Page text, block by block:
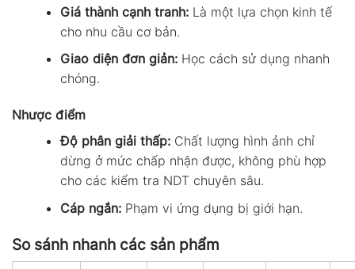
Giá thành cạnh tranh:Là một lựa chọn kinh tế
cho nhu cầu cơ bản.
Giao diện đơn giản:Học cách sử dụng nhanh
chóng.
Nhược điểm
Độ phân giải thấp:Chất lượng hình ảnh chỉ
dừng ở mức chấp nhận được, không phù hợp
cho các kiểm tra NDT chuyên sâu.
Cáp ngắn:Phạm vi ứng dụng bị giới hạn.
So sánh nhanh các sản phẩm